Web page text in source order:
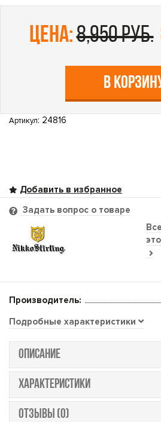
цена:8,950 руб.
В
Артикул: 24816
Задать вопрос о товаре
Производитель:
Подробные характеристики
ОПИСАНИЕ
ХАРАКТЕРИСТИКИ
ОТЗЫВЫ (0)